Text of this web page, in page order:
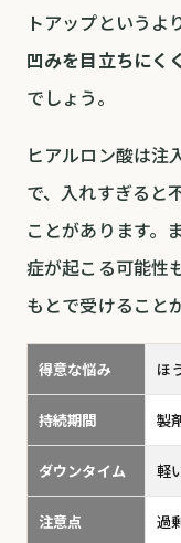
トアップというよ
凹みを目立ちにく
でしょう。
ヒアルロン酸は注
で、入れすぎると
ことがあります。
症が起こる可能性
もとで受けること
得意な悩み ほ
持続期間 製
ダウンタイム 軽
注意点 過